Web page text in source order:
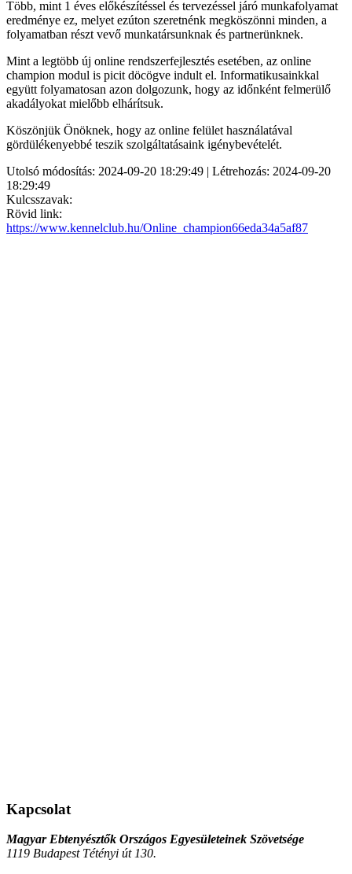
Több, mint 1 éves előkészítéssel és tervezéssel járó munkafolyamat
eredménye ez, melyet ezúton szeretnénk megköszönni minden, a
folyamatban részt vevő munkatársunknak és partnerünknek.
Mint a legtöbb új online rendszerfejlesztés esetében, az online
champion modul is picit döcögve indult el. Informatikusainkkal
együtt folyamatosan azon dolgozunk, hogy az időnként felmerülő
akadályokat mielőbb elhárítsuk.
Köszönjük Önöknek, hogy az online felület használatával
gördülékenyebbé teszik szolgáltatásaink igénybevételét.
Utolsó módosítás: 2024-09-20 18:29:49 | Létrehozás: 2024-09-20
18:29:49
Kulcsszavak:
Rövid link:
https://www.kennelclub.hu/Online_champion66eda34a5af87
Kapcsolat
Magyar Ebtenyésztők Országos Egyesületeinek Szövetsége
1119 Budapest Tétényi út 130.